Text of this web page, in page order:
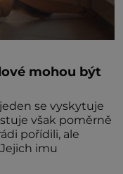
mohou být
se vyskytuje
však poměrně
pořídili, ale
imu